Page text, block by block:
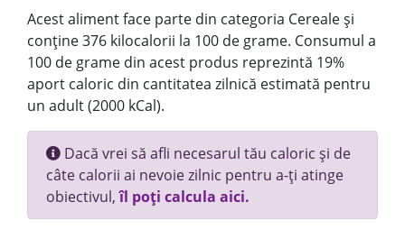
Acest aliment face parte din categoria Cereale și
conține 376 kilocalorii la 100 de grame. Consumul a
100 de grame din acest produs reprezintă 19%
aport caloric din cantitatea zilnică estimată pentru
un adult (2000 kCal).
Dacă vrei să afli necesarul tău caloric și de
câte calorii ai nevoie zilnic pentru a-ți atinge
obiectivul,îl poți calcula aici.